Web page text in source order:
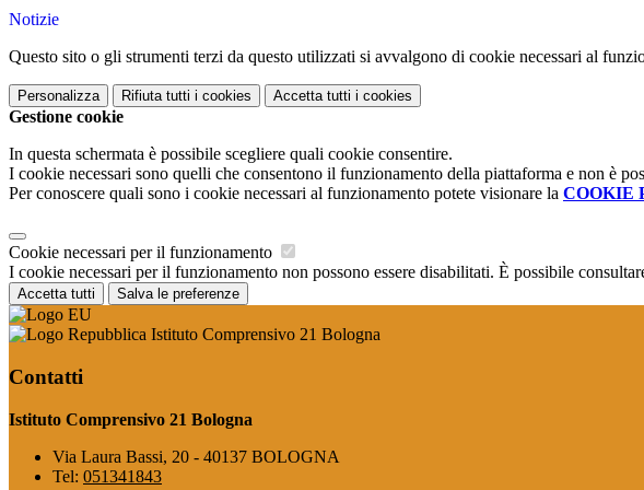
Notizie
Questo sito o gli strumenti terzi da questo utilizzati si avvalgono di cookie necessari al
Personalizza Rifiuta tutti i cookies Accetta tutti i cookies
Gestione cookie
In questa schermata è possibile scegliere quali cookie consentire.
I cookie necessari sono quelli che consentono il funzionamento della piattaforma e non è
Per conoscere quali sono i cookie necessari al funzionamento potete visionare la COOKIE
Cookie necessari per il funzionamento
I cookie necessari per il funzionamento non possono essere disabilitati. È possibile
Accetta tutti Salva le preferenze
Istituto Comprensivo 21 Bologna
Contatti
Istituto Comprensivo 21 Bologna
Via Laura Bassi, 20 - 40137 BOLOGNA
Tel: 051341843